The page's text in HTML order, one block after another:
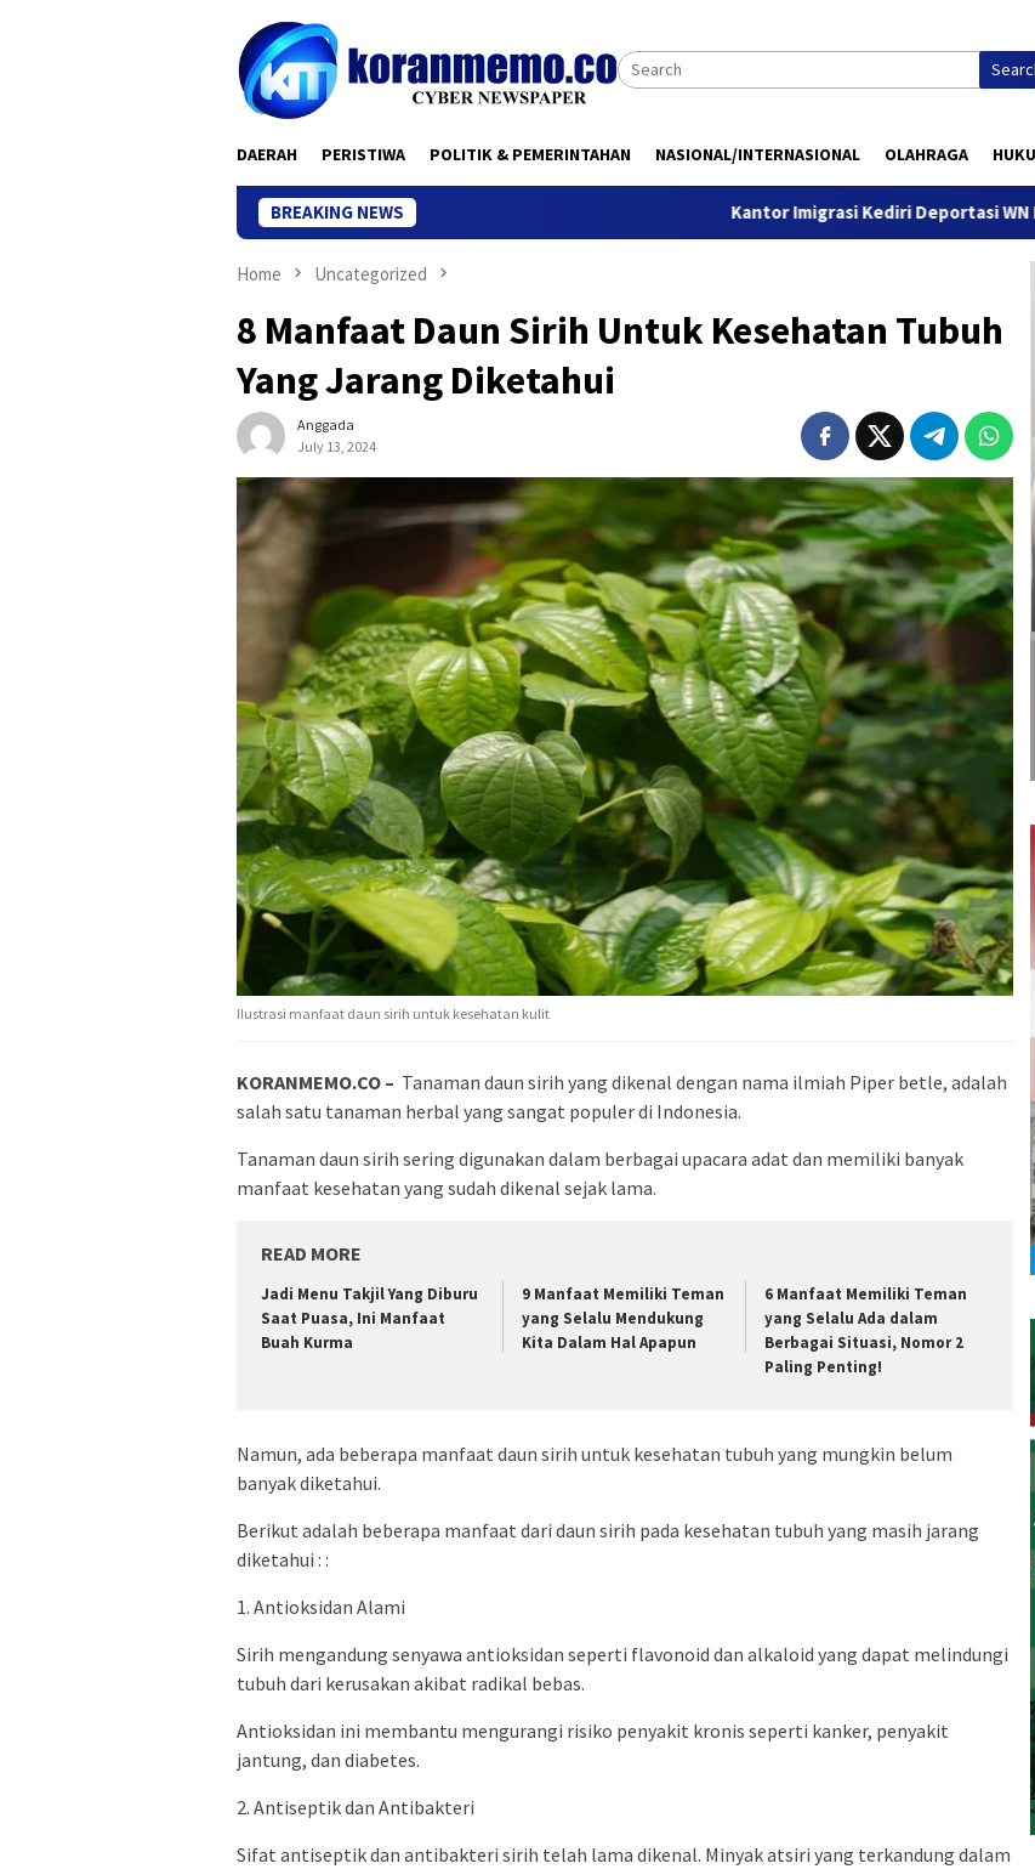
DAERAH PERISTIWA POLITIK & PEMERINTAHAN NASIONAL/INTERNASIONAL OLAHRAGA
BREAKING NEWS Kantor Imigrasi Kediri Deportasi WN Belanda, Ini
Home Uncategorized
8 Manfaat Daun Sirih Untuk Kesehatan Tubuh
Yang Jarang Diketahui
Anggada
July 13, 2024
Ilustrasi manfaat daun sirih untuk kesehatan kulit
KORANMEMO.CO – Tanaman daun sirih yang dikenal dengan nama ilmiah Piper betle, adalah
salah satu tanaman herbal yang sangat populer di Indonesia.
Tanaman daun sirih sering digunakan dalam berbagai upacara adat dan memiliki banyak
manfaat kesehatan yang sudah dikenal sejak lama.
READ MORE
Jadi Menu Takjil Yang Diburu
Saat Puasa, Ini Manfaat
Buah Kurma
9 Manfaat Memiliki Teman
yang Selalu Mendukung
Kita Dalam Hal Apapun
6 Manfaat Memiliki Teman
yang Selalu Ada dalam
Berbagai Situasi, Nomor 2
Paling Penting!
Namun, ada beberapa manfaat daun sirih untuk kesehatan tubuh yang mungkin belum
banyak diketahui.
Berikut adalah beberapa manfaat dari daun sirih pada kesehatan tubuh yang masih jarang
diketahui : :
1. Antioksidan Alami
Sirih mengandung senyawa antioksidan seperti flavonoid dan alkaloid yang dapat melindungi
tubuh dari kerusakan akibat radikal bebas.
Antioksidan ini membantu mengurangi risiko penyakit kronis seperti kanker, penyakit
jantung, dan diabetes.
2. Antiseptik dan Antibakteri
Sifat antiseptik dan antibakteri sirih telah lama dikenal. Minyak atsiri yang terkandung dalam